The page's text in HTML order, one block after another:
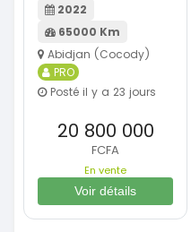
2022
65000 Km
Abidjan (Cocody)
PRO
Posté il y a 23 jours
20 800 000
FCFA
En vente
Voir détails